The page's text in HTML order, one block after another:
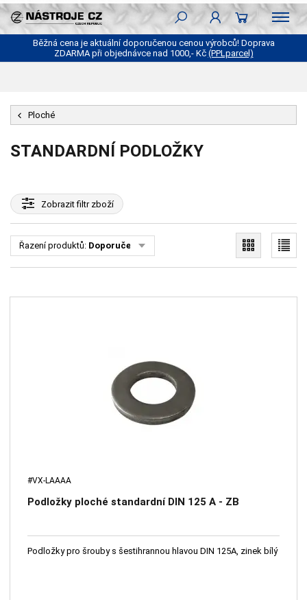
Běžná cena je aktuální doporučenou cenou výrobců! Doprava
ZDARMA při objednávce nad 1000,- Kč (PPLparcel)
Ploché
STANDARDNÍ PODLOŽKY
Zobrazitfiltr zboží
Řazení produktů: Doporučené
#VX-LAAAA
Podložky ploché standardní DIN 125 A - ZB
Podložky pro šrouby s šestihrannou hlavou DIN 125A, zinek bílý